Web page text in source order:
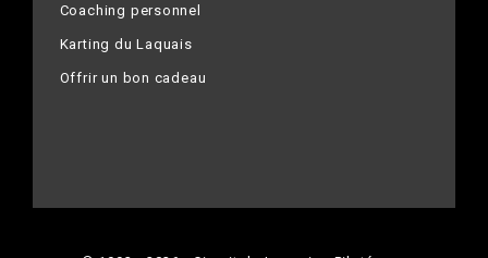
Coaching personnel
Karting du Laquais
Offrir un bon cadeau